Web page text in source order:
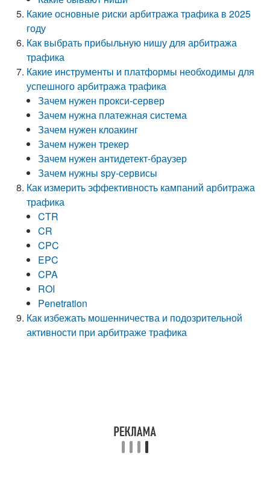
Какие основные риски арбитража трафика в 2025
году
Как выбрать прибыльную нишу для арбитража
трафика
Какие инструменты и платформы необходимы для
успешного арбитража трафика
Зачем нужен прокси-сервер
Зачем нужна платежная система
Зачем нужен клоакинг
Зачем нужен трекер
Зачем нужен антидетект-браузер
Зачем нужны spy-сервисы
Как измерить эффективность кампаний арбитража
трафика
CTR
CR
CPC
EPC
CPA
ROI
Penetration
Как избежать мошенничества и подозрительной
активности при арбитраже трафика